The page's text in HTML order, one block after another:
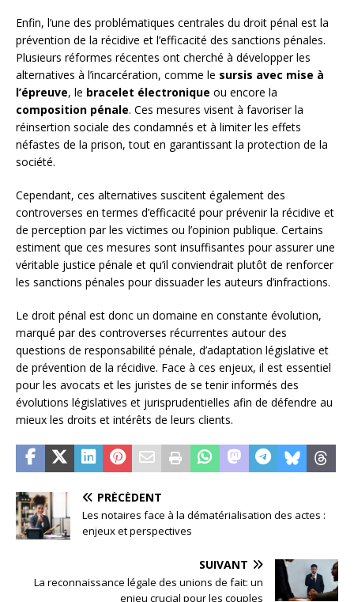
Enfin, l’une des problématiques centrales du droit pénal est la
prévention de la récidive et l’efficacité des sanctions pénales.
Plusieurs réformes récentes ont cherché à développer les
alternatives à l’incarcération, comme le sursis avec mise à
l’épreuve, le bracelet électronique ou encore la
composition pénale. Ces mesures visent à favoriser la
réinsertion sociale des condamnés et à limiter les effets
néfastes de la prison, tout en garantissant la protection de la
société.
Cependant, ces alternatives suscitent également des
controverses en termes d’efficacité pour prévenir la récidive et
de perception par les victimes ou l’opinion publique. Certains
estiment que ces mesures sont insuffisantes pour assurer une
véritable justice pénale et qu’il conviendrait plutôt de renforcer
les sanctions pénales pour dissuader les auteurs d’infractions.
Le droit pénal est donc un domaine en constante évolution,
marqué par des controverses récurrentes autour des
questions de responsabilité pénale, d’adaptation législative et
de prévention de la récidive. Face à ces enjeux, il est essentiel
pour les avocats et les juristes de se tenir informés des
évolutions législatives et jurisprudentielles afin de défendre au
mieux les droits et intérêts de leurs clients.
PRÉCÉDENT
Les notaires face à la dématérialisation des actes :
enjeux et perspectives
SUIVANT
La reconnaissance légale des unions de fait: un
enjeu crucial pour les couples